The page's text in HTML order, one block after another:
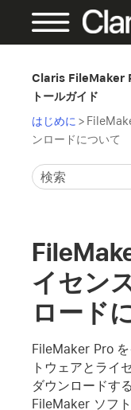
Claris FileMaker
トールガイド
はじめに >
ンロードについて
イセン
ロード
FileMaker Pro
トウェアとライ
ダウンロードす
FileMaker ソフ